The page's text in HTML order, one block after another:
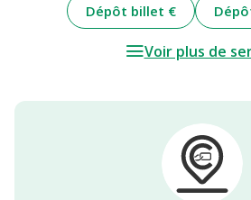
Dépôt billet €
Voir plus de